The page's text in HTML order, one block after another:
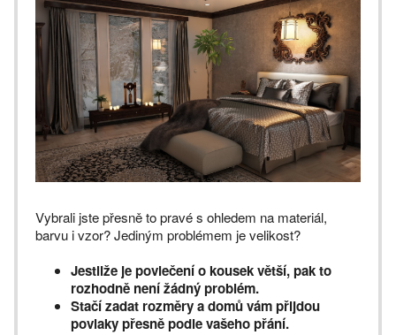
Vybrali jste přesně to pravé s ohledem na materiál,
barvu i vzor? Jediným problémem je velikost?
Jestliže je povlečení o kousek větší, pak to
rozhodně není žádný problém.
Stačí zadat rozměry a domů vám přijdou
povlaky přesně podle vašeho přání.